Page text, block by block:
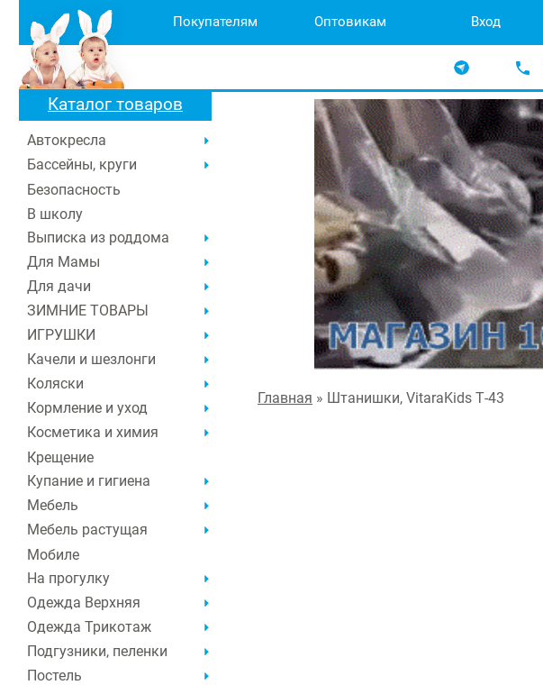
Покупателям Оптовикам Вход
Главная » Штанишки, VitaraKids Т-43
Каталог товаров
Автокресла
Бассейны, круги
Безопасность
В школу
Выписка из роддома
Для Мамы
Для дачи
ЗИМНИЕ ТОВАРЫ
ИГРУШКИ
Качели и шезлонги
Коляски
Кормление и уход
Косметика и химия
Крещение
Купание и гигиена
Мебель
Мебель растущая
Мобиле
На прогулку
Одежда Верхняя
Одежда Трикотаж
Подгузники, пеленки
Постель